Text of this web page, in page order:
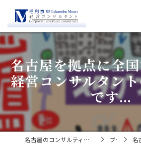
名古屋を拠点に全
経営コンサルタン
です...
名古屋のコンサルティングなら経営コンサルタント毛利京申 ブログ 名古屋